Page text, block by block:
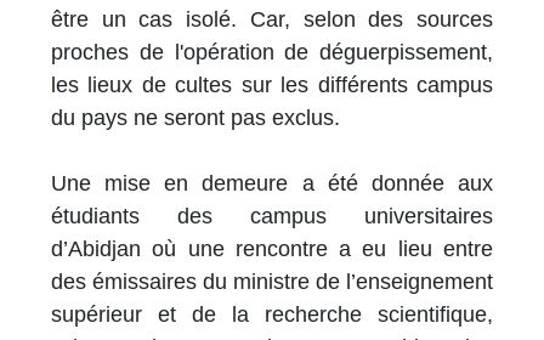
être un cas isolé. Car, selon des sources
proches de l'opération de déguerpissement,
les lieux de cultes sur les différents campus
du pays ne seront pas exclus.
Une mise en demeure a été donnée aux
étudiants des campus universitaires
d’Abidjan où une rencontre a eu lieu entre
des émissaires du ministre de l’enseignement
supérieur et de la recherche scientifique,